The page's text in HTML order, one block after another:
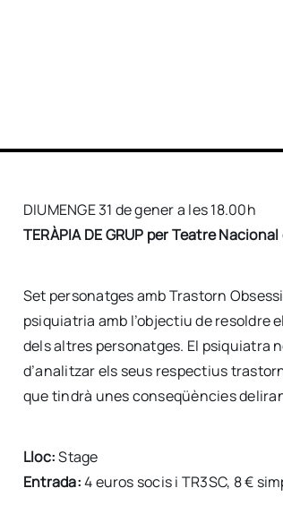
DIUMENGE 31 de gener a les 18.00h
TERÀPIA DE GRUP per Teatre
Set personatges amb Trastorn
psiquiatria amb l’objectiu de resoldre
dels altres personatges. El psiquiatra
d’analitzar els seus respectius
que tindrà unes conseqüències
Lloc:Stage
Entrada:4 euros socis i TR3SC, 8 €